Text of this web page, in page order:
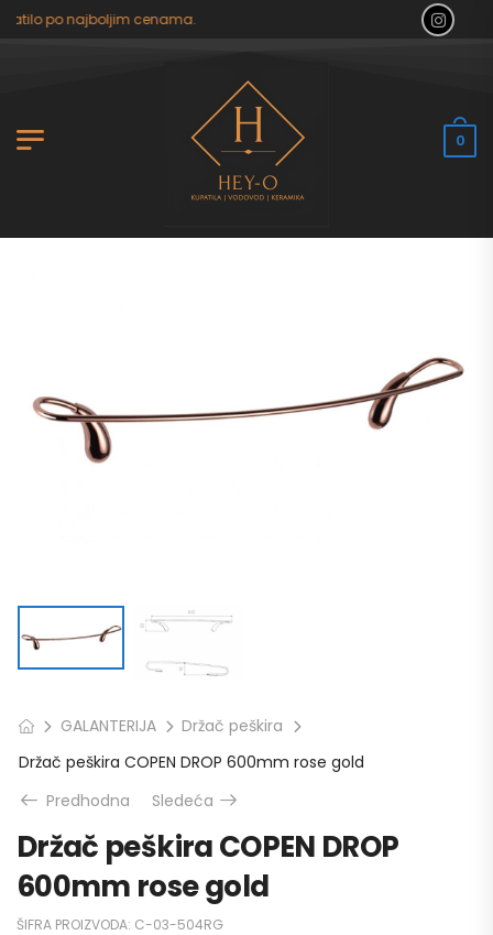
po najboljim cenama.
0
GALANTERIJA
Držač peškira
Držač peškira COPEN DROP 600mm rose gold
Predhodna
Sledeća
Držač peškira COPEN DROP
600mm rose gold
ŠIFRA PROIZVODA: C-03-504RG